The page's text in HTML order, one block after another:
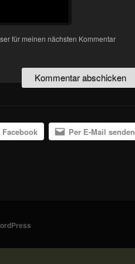
für meinen nächsten Kommentar
Facebook Per E-Mail senden